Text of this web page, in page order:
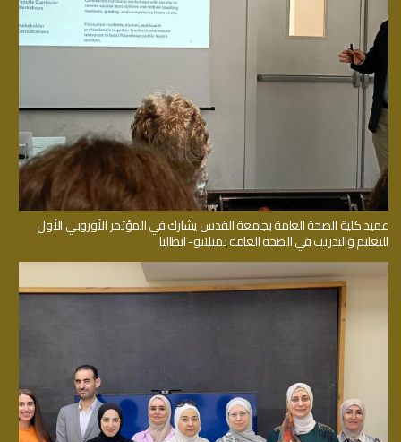
عميد كلية الصحة العامة بجامعة القدس يشارك في المؤتمر الأوروبي الأول
للتعليم والتدريب في الصحة العامة بميلانو- ايطاليا